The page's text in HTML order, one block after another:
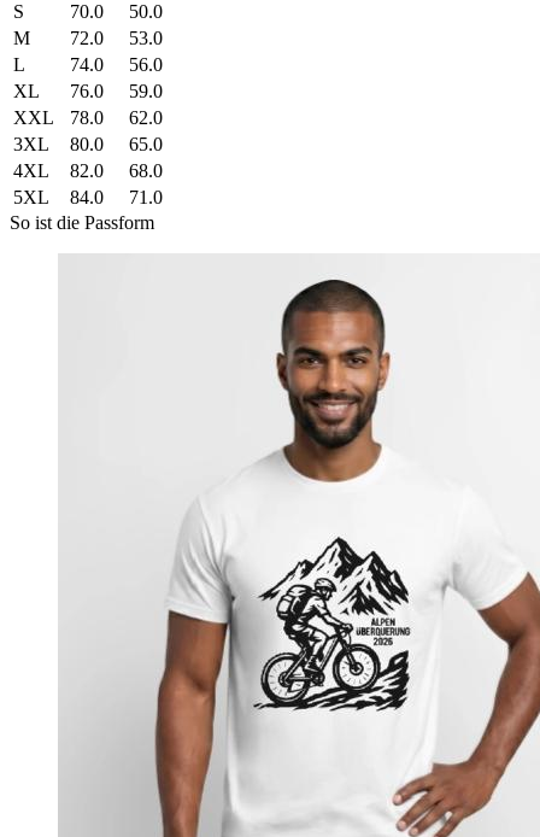
S
70.0
50.0
M
72.0
53.0
L
74.0
56.0
XL
76.0
59.0
XXL
78.0
62.0
3XL
80.0
65.0
4XL
82.0
68.0
5XL
84.0
71.0
So ist die Passform